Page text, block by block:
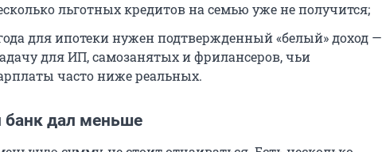
льготных кредитов на семью уже не получится;
для ипотеки нужен подтвержденный «белый» доход —
для ИП, самозанятых и фрилансеров, чьи
часто ниже реальных.
банк дал меньше